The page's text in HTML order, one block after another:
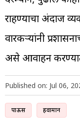
राहण्याचा अंदाज
वारकऱ्यांनी
असे आवाहन
Published on: Jul 06,
पाऊस हवामान